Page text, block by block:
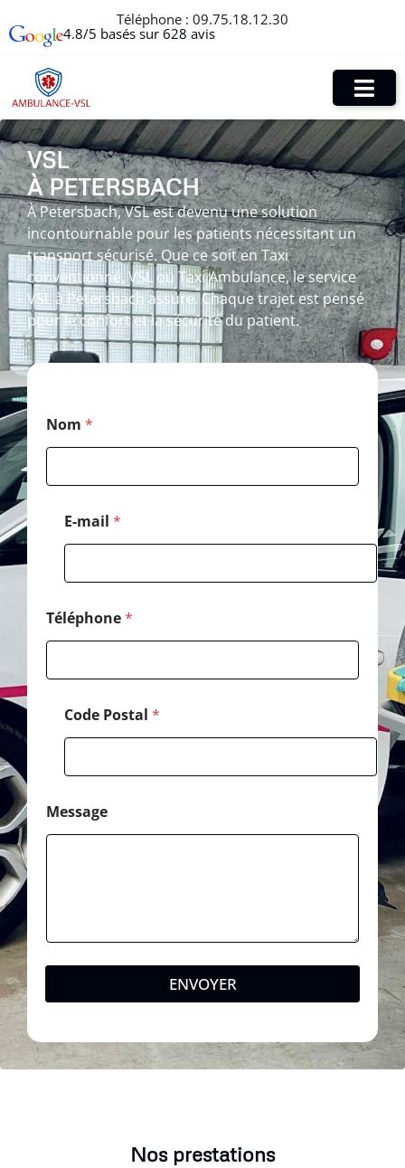
Téléphone : 09.75.18.12.30
4.8/5 basés sur 628 avis
VSL
À PETERSBACH
À Petersbach, VSL est devenu une solution
incontournable pour les patients nécessitant un
transport sécurisé. Que ce soit en Taxi
conventionné, VSL ou Taxi Ambulance, le service
VSL à Petersbach assure. Chaque trajet est pensé
pour le confort et la sécurité du patient.
*
*
Nom *
E-mail *
Téléphone*
Code Postal *
Message
ENVOYER
Nos prestations